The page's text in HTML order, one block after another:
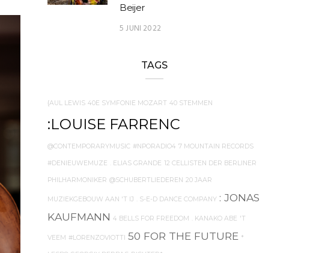
Beijer
5 JUNI 2022
TAGS
{AUL LEWIS 40E SYMFONIE MOZART 40 STEMMEN
:LOUISE FARRENC
@CONTEMPORARYMUSIC #NPORADIO4 7 MOUNTAIN RECORDS
#DENIEUWEMUZE . ELIAS GRANDE 12 CELLISTEN DER BERLINER
PHILHARMONIKER @SCHUBERTLIEDEREN 20 JAAR
MUZIEKGEBOUW AAN 'T IJ . S-E-D DANCE COMPANY : JONAS
KAUFMANN 4 BELLS FOR FREEDOM . KANAKO ABE 'T
VEEM #LORENZOVIOTTI 50 FOR THE FUTURE *